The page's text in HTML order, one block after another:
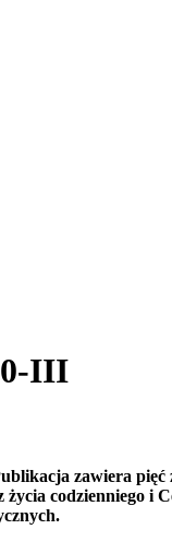
0-III
zawiera
życia